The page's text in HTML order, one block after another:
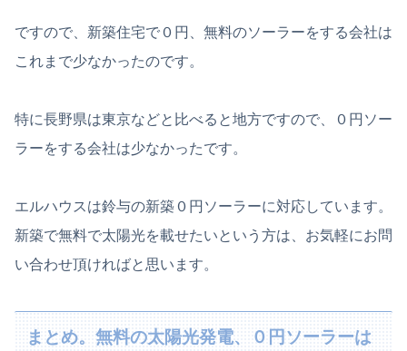
ですので、新築住宅で０円、無料のソーラーをする会社は
これまで少なかったのです。
特に長野県は東京などと比べると地方ですので、０円ソー
ラーをする会社は少なかったです。
エルハウスは鈴与の新築０円ソーラーに対応しています。
新築で無料で太陽光を載せたいという方は、お気軽にお問
い合わせ頂ければと思います。
まとめ。無料の太陽光発電、０円ソーラーは